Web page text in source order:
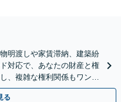
明渡しや家賃滞納、建築紛
対応で、あなたの財産と権
、複雑な権利関係もワンス
可】
る